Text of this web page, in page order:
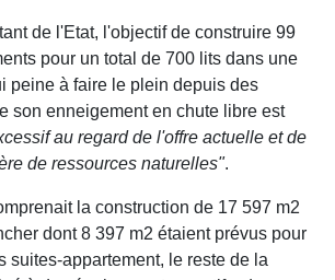
de l'Etat, l'objectif de construire 99
pour un total de 700 lits dans une
peine à faire le plein depuis des
son enneigement en chute libre est
au regard de l'offre actuelle et de
de ressources naturelles".
la construction de 17 597 m2
dont 8 397 m2 étaient prévus pour
suites-appartement, le reste de la